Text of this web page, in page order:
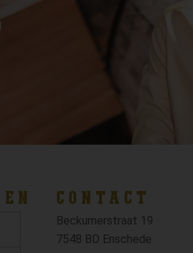
CONTACT
Beckumerstraat 19
7548 BD Enschede